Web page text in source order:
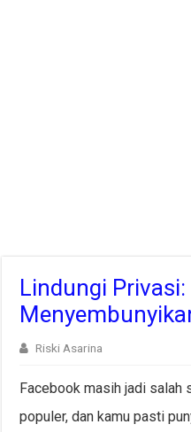
Lindungi Privasi:
Riski Asarina
Facebook masih jadi salah
populer, dan kamu pasti